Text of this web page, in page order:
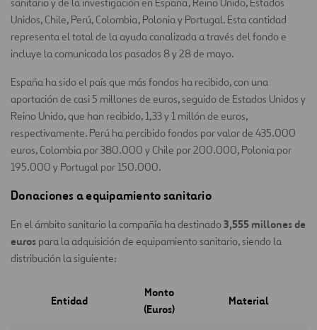
Unidos, Chile, Perú, Colombia, Polonia y Portugal. Esta cantidad
representa el total de la ayuda canalizada a través del fondo e
incluye la comunicada los pasados 8 y 28 de mayo.
España ha sido el país que más fondos ha recibido, con una
aportación de casi 5 millones de euros, seguido de Estados Unidos y
Reino Unido, que han recibido, 1,33 y 1 millón de euros,
respectivamente. Perú ha percibido fondos por valor de 435.000
euros, Colombia por 380.000 y Chile por 200.000, Polonia por
195.000 y Portugal por 150.000.
Donaciones a equipamiento sanitario
En el ámbito sanitario la compañía ha destinado3,555 millones de
euros para la adquisición de equipamiento sanitario, siendo la
distribución la siguiente:
Entidad
Monto
(Euros)
Material